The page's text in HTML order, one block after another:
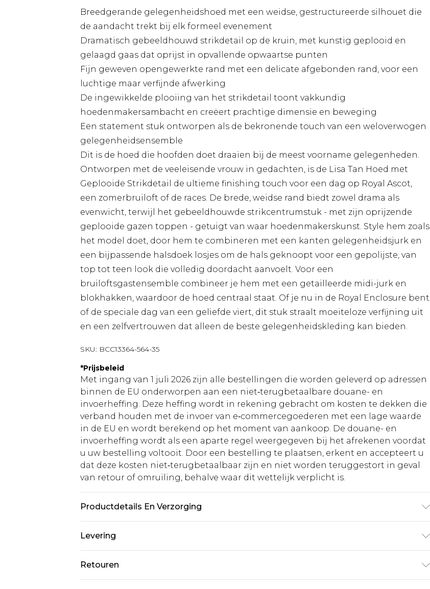
Breedgerande gelegenheidshoed met een weidse, gestructureerde silhouet die
de aandacht trekt bij elk formeel evenement
Dramatisch gebeeldhouwd strikdetail op de kruin, met kunstig geplooid en
gelaagd gaas dat oprijst in opvallende opwaartse punten
Fijn geweven opengewerkte rand met een delicate afgebonden rand, voor een
luchtige maar verfijnde afwerking
De ingewikkelde plooiing van het strikdetail toont vakkundig
hoedenmakersambacht en creëert prachtige dimensie en beweging
Een statement stuk ontworpen als de bekronende touch van een weloverwogen
gelegenheidsensemble
Dit is de hoed die hoofden doet draaien bij de meest voorname gelegenheden.
Ontworpen met de veeleisende vrouw in gedachten, is de Lisa Tan Hoed met
Geplooide Strikdetail de ultieme finishing touch voor een dag op Royal Ascot,
een zomerbruiloft of de races. De brede, weidse rand biedt zowel drama als
evenwicht, terwijl het gebeeldhouwde strikcentrumstuk - met zijn oprijzende
geplooide gazen toppen - getuigt van waar hoedenmakerskunst. Style hem zoals
het model doet, door hem te combineren met een kanten gelegenheidsjurk en
een bijpassende halsdoek losjes om de hals geknoopt voor een gepolijste, van
top tot teen look die volledig doordacht aanvoelt. Voor een
bruiloftsgastensemble combineer je hem met een getailleerde midi-jurk en
blokhakken, waardoor de hoed centraal staat. Of je nu in de Royal Enclosure bent
of de speciale dag van een geliefde viert, dit stuk straalt moeiteloze verfijning uit
en een zelfvertrouwen dat alleen de beste gelegenheidskleding kan bieden.
SKU: BCC13364-564-35
*Prijsbeleid
Met ingang van 1 juli 2026 zijn alle bestellingen die worden geleverd op adressen
binnen de EU onderworpen aan een niet‑terugbetaalbare douane- en
invoerheffing. Deze heffing wordt in rekening gebracht om kosten te dekken die
verband houden met de invoer van e‑commercegoederen met een lage waarde
in de EU en wordt berekend op het moment van aankoop. De douane- en
invoerheffing wordt als een aparte regel weergegeven bij het afrekenen voordat
u uw bestelling voltooit. Door een bestelling te plaatsen, erkent en accepteert u
dat deze kosten niet‑terugbetaalbaar zijn en niet worden teruggestort in geval
van retour of omruiling, behalve waar dit wettelijk verplicht is.
Productdetails En Verzorging
Levering
Standaardlevering Nederland
€5.99
Retouren